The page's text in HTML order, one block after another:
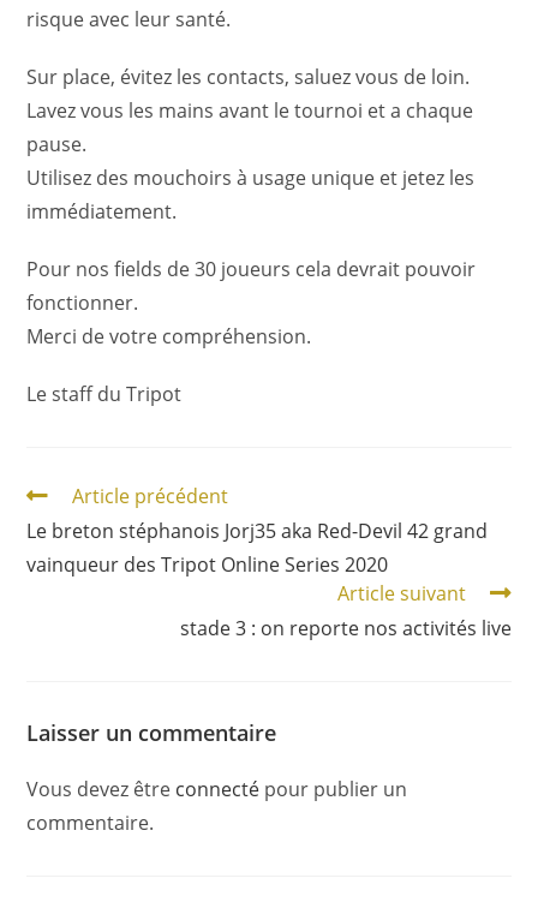
risque avec leur santé.
Sur place, évitez les contacts, saluez vous de loin.
Lavez vous les mains avant le tournoi et a chaque
pause.
Utilisez des mouchoirs à usage unique et jetez les
immédiatement.
Pour nos fields de 30 joueurs cela devrait pouvoir
fonctionner.
Merci de votre compréhension.
Le staff du Tripot
Article précédent
Le breton stéphanois Jorj35 aka Red-Devil 42 grand
vainqueur des Tripot Online Series 2020
Article suivant
stade 3 : on reporte nos activités live
Laisser un commentaire
Vous devez être connecté pour publier un
commentaire.